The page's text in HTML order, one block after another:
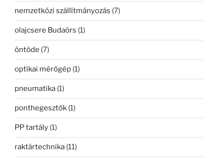
nemzetközi szállítmányozás (7)
olajcsere Budaörs (1)
öntöde (7)
optikai mérőgép (1)
pneumatika (1)
ponthegesztők (1)
PP tartály (1)
raktártechnika (11)